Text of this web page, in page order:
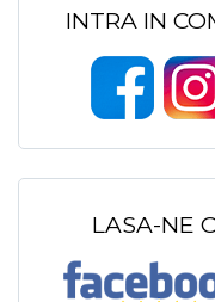
INTRA IN
LASA-NE